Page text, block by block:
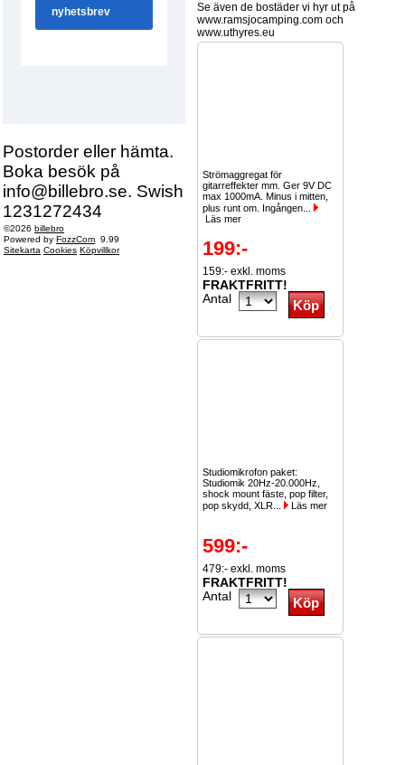
Postorder eller hämta.
Boka besök på
info@billebro.se. Swish
1231272434
©2026 billebro
Powered by FozzCom 9.99
Sitekarta Cookies Köpvillkor
Se även de bostäder vi hyr ut på
www.ramsjocamping.com och
www.uthyres.eu
Strömaggregat för
gitarreffekter mm. Ger 9V DC
max 1000mA. Minus i mitten,
plus runt om. Ingången...
Läs mer
199:-
159:- exkl. moms
FRAKTFRITT!
Antal
Studiomikrofon paket:
Studiomik 20Hz-20.000Hz,
shock mount fäste, pop filter,
pop skydd, XLR...
Läs mer
599:-
479:- exkl. moms
FRAKTFRITT!
Antal